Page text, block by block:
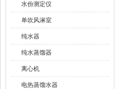
水份测定仪
单吹风淋室
纯水器
纯水蒸馏器
离心机
电热蒸馏水器